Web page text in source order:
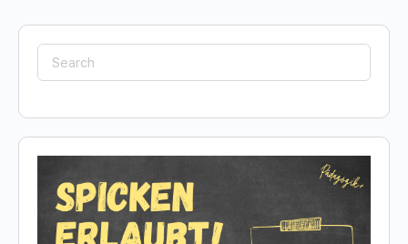
Search
for: